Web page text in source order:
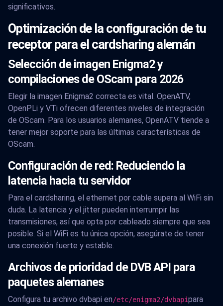
significativos.
Optimización de la configuración de tu
receptor para el cardsharing alemán
Selección de imagen Enigma2 y
compilaciones de OScam para 2026
Elegir la imagen Enigma2 correcta es vital. OpenATV,
OpenPLi y VTi ofrecen diferentes niveles de integración
de OScam. Para los usuarios alemanes, OpenATV tiende a
tener mejor soporte para las últimas características de
OScam.
Configuración de red: Reduciendo la
latencia hacia tu servidor
Para el cardsharing, el ethernet por cable supera al WiFi sin
duda. La latencia y el jitter pueden interrumpir las
transmisiones, así que opta por cableado siempre que sea
posible. Si el WiFi es tu única opción, asegúrate de tener
una conexión fuerte y estable.
Archivos de prioridad de DVB API para
paquetes alemanes
Configura tu archivo dvbapi en/etc/enigma2/dvbapipara